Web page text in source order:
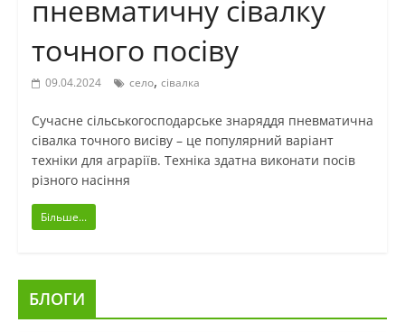
пневматичну сівалку
точного посіву
09.04.2024 село, сівалка
Сучасне сільськогосподарське знаряддя пневматична
сівалка точного висіву – це популярний варіант
техніки для аграріїв. Техніка здатна виконати посів
різного насіння
Більше...
БЛОГИ